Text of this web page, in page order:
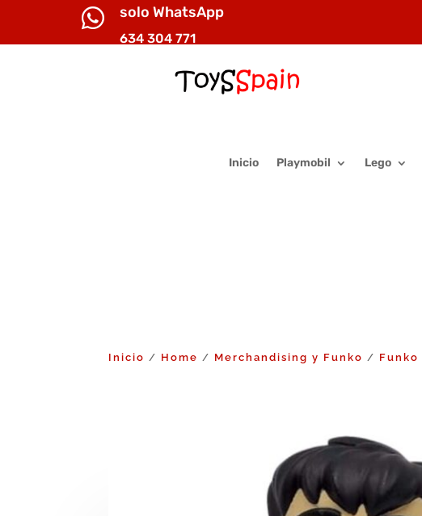
 solo WhatsApp
634 304 771
Inicio Playmobil Lego
Inicio / Home / Merchandising y Funko / Funko